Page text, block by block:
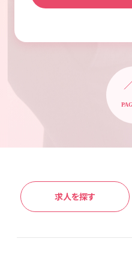
求人を探す